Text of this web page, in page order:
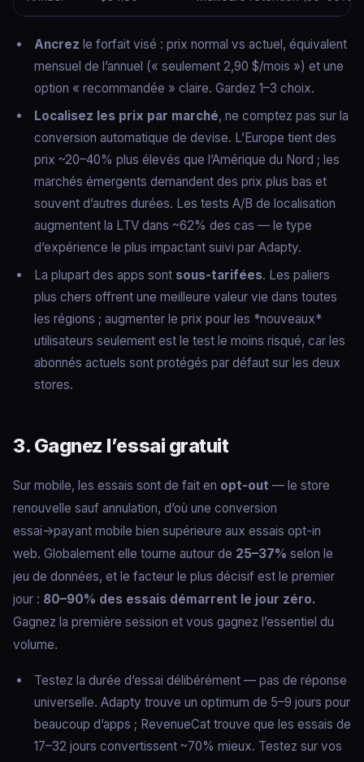
Ancrez le forfait visé : prix normal vs actuel, équivalent
mensuel de l’annuel (« seulement 2,90 $/mois ») et une
option « recommandée » claire. Gardez 1–3 choix.
Localisez les prix par marché, ne comptez pas sur la
conversion automatique de devise. L’Europe tient des
prix ~20–40% plus élevés que l’Amérique du Nord ; les
marchés émergents demandent des prix plus bas et
souvent d’autres durées. Les tests A/B de localisation
augmentent la LTV dans ~62% des cas — le type
d’expérience le plus impactant suivi par Adapty.
La plupart des apps sont sous-tarifées. Les paliers
plus chers offrent une meilleure valeur vie dans toutes
les régions ; augmenter le prix pour les *nouveaux*
utilisateurs seulement est le test le moins risqué, car les
abonnés actuels sont protégés par défaut sur les deux
stores.
3. Gagnez l’essai gratuit
Sur mobile, les essais sont de fait en opt-out — le store
renouvelle sauf annulation, d’où une conversion
essai→payant mobile bien supérieure aux essais opt-in
web. Globalement elle tourne autour de 25–37% selon le
jeu de données, et le facteur le plus décisif est le premier
jour : 80–90% des essais démarrent le jour zéro.
Gagnez la première session et vous gagnez l’essentiel du
volume.
Testez la durée d’essai délibérément — pas de réponse
universelle. Adapty trouve un optimum de 5–9 jours pour
beaucoup d’apps ; RevenueCat trouve que les essais de
17–32 jours convertissent ~70% mieux. Testez sur vos